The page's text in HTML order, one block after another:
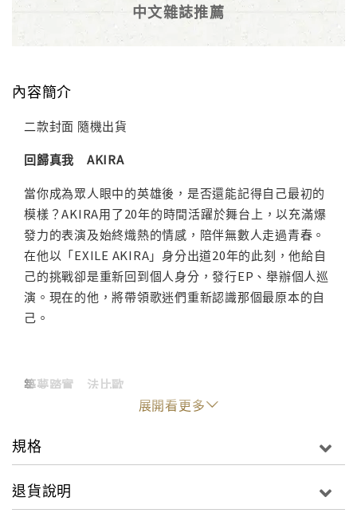
中文雜誌推薦
內容簡介
二款封面 隨機出貨
回歸真我 AKIRA
當你成為眾人眼中的英雄後，是否還能記得自己最初的
模樣？AKIRA用了20年的時間活躍於舞台上，以充滿爆
發力的表演及始終熾熱的情感，陪伴無數人走過青春。
在他以「EXILE AKIRA」身分出道20年的此刻，他給自
己的挑戰卻是重新回到個人身分，發行EP、舉辦個人巡
演。現在的他，將帶領歌迷們重新認識那個最原本的自
己。
築夢踏實 法比歐
像創作者，他踩著踏實的步伐，充滿好奇心的創造之旅
展開看更多
規格
退貨說明